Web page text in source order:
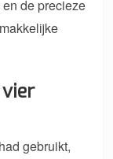
de precieze
gebruikt,